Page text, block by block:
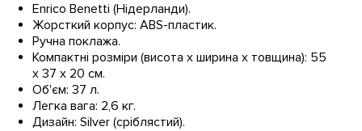
Enrico Benetti (Нідерланди).
Жорсткий корпус: ABS-пластик.
Ручна поклажа.
Компактні розміри (висота х ширина х товщина): 55
х 37 х 20 см.
Об'єм: 37 л.
Легка вага: 2,6 кг.
Дизайн: Silver (сріблястий).